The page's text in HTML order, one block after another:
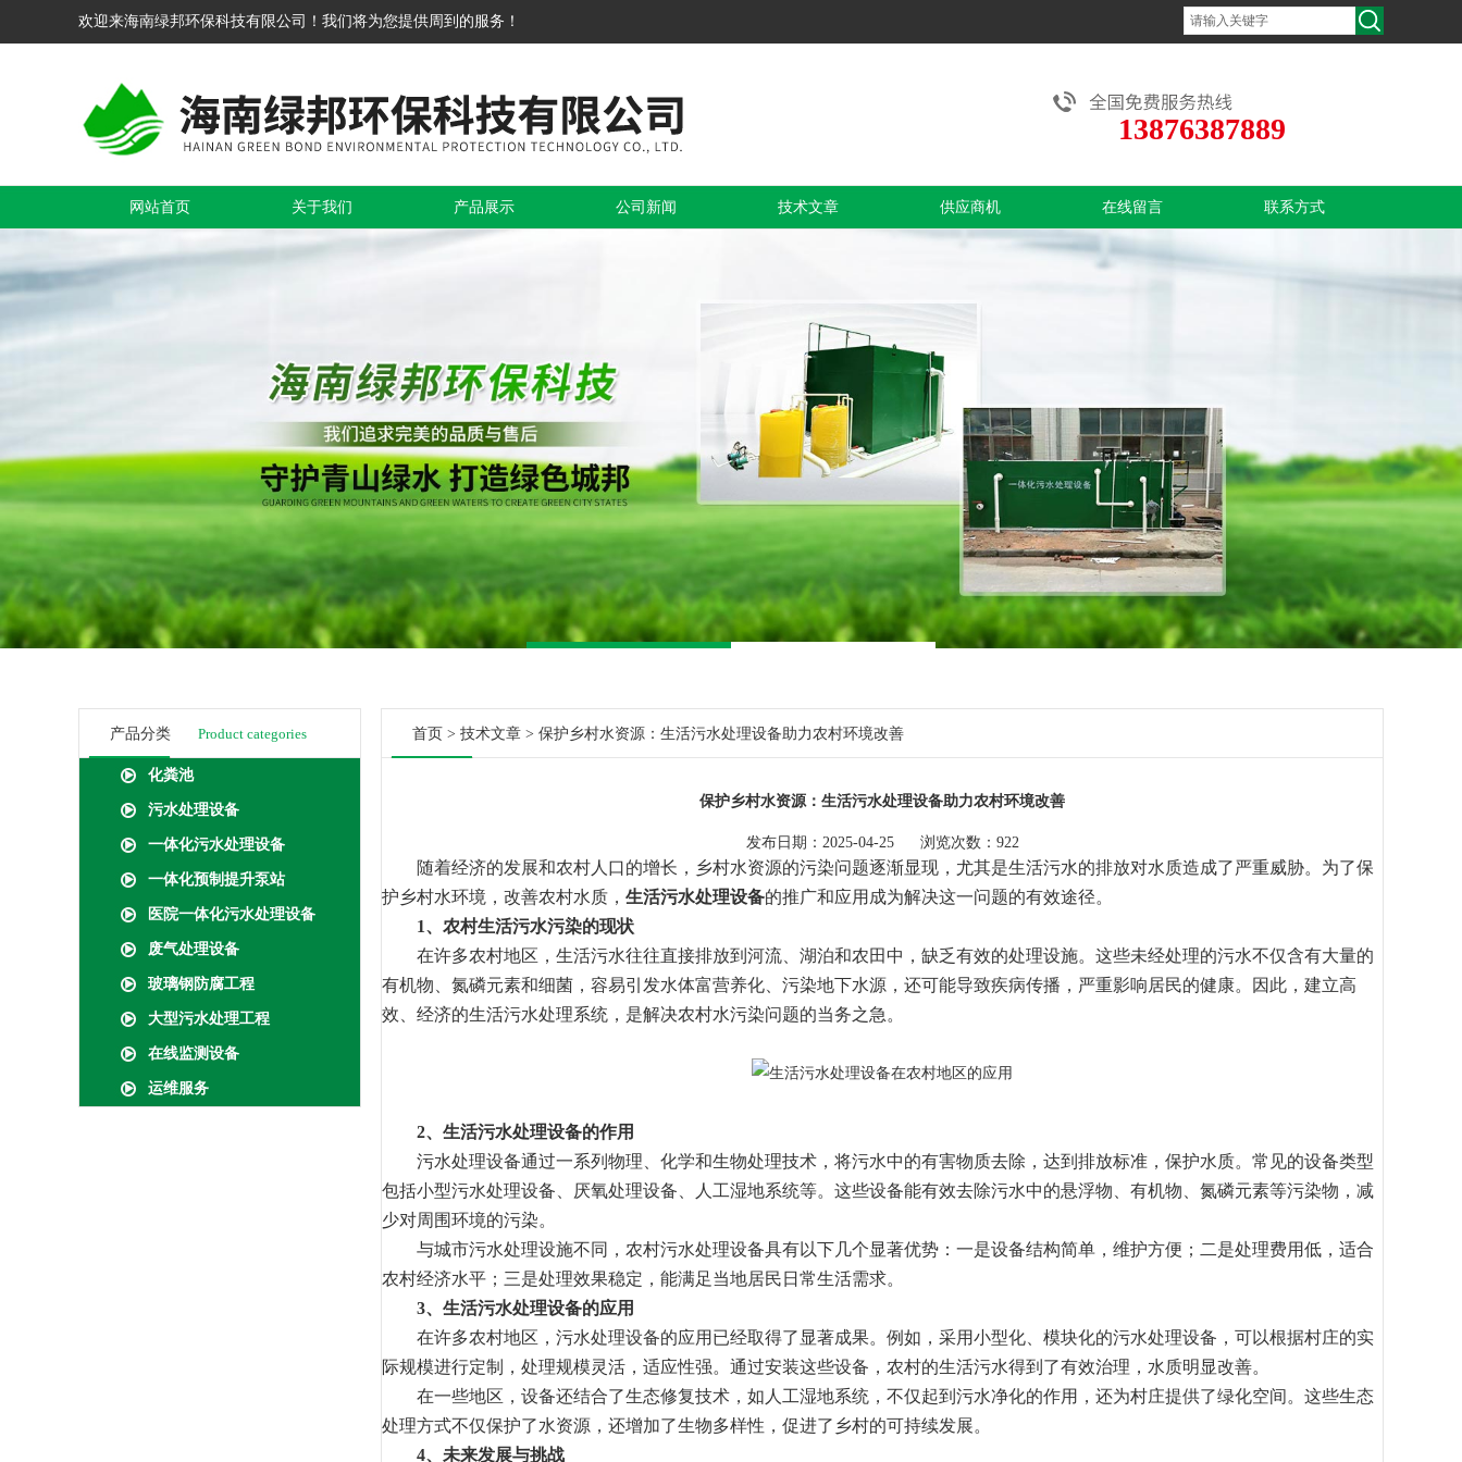
欢迎来海南绿邦环保科技有限公司！我们将为您提供周到的服务！
13876387889
网站首页 关于我们 产品展示 公司新闻 技术文章 供应商机 在线留言 联系方式
产品分类 Product categories
化粪池
污水处理设备
一体化污水处理设备
一体化预制提升泵站
医院一体化污水处理设备
废气处理设备
玻璃钢防腐工程
大型污水处理工程
在线监测设备
运维服务
首页 > 技术文章 > 保护乡村水资源：生活污水处理设备助力农村环境改善
保护乡村水资源：生活污水处理设备助力农村环境改善
发布日期：2025-04-25 浏览次数：922
随着经济的发展和农村人口的增长，乡村水资源的污染问题逐渐显现，尤其是生活污水的排放对水质造成了严重威胁。为了保
护乡村水环境，改善农村水质， 生活污水处理设备的推广和应用成为解决这一问题的有效途径。
1、农村生活污水污染的现状
在许多农村地区，生活污水往往直接排放到河流、湖泊和农田中，缺乏有效的处理设施。这些未经处理的污水不仅含有大量的
有机物、氮磷元素和细菌，容易引发水体富营养化、污染地下水源，还可能导致疾病传播，严重影响居民的健康。因此，建立高
效、经济的生活污水处理系统，是解决农村水污染问题的当务之急。
2、生活污水处理设备的作用
污水处理设备通过一系列物理、化学和生物处理技术，将污水中的有害物质去除，达到排放标准，保护水质。常见的设备类型
包括小型污水处理设备、厌氧处理设备、人工湿地系统等。这些设备能有效去除污水中的悬浮物、有机物、氮磷元素等污染物，减
少对周围环境的污染。
与城市污水处理设施不同，农村污水处理设备具有以下几个显著优势：一是设备结构简单，维护方便；二是处理费用低，适合
农村经济水平；三是处理效果稳定，能满足当地居民日常生活需求。
3、生活污水处理设备的应用
在许多农村地区，污水处理设备的应用已经取得了显著成果。例如，采用小型化、模块化的污水处理设备，可以根据村庄的实
际规模进行定制，处理规模灵活，适应性强。通过安装这些设备，农村的生活污水得到了有效治理，水质明显改善。
在一些地区，设备还结合了生态修复技术，如人工湿地系统，不仅起到污水净化的作用，还为村庄提供了绿化空间。这些生态
处理方式不仅保护了水资源，还增加了生物多样性，促进了乡村的可持续发展。
4、未来发展与挑战